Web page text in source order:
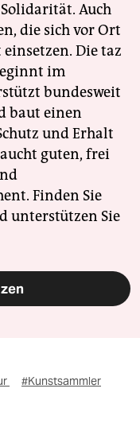
Auch
die sich vor Ort
Die taz
im
bundesweit
baut einen
und Erhalt
guten, frei
Finden Sie
unterstützen Sie
#Kunstsammler